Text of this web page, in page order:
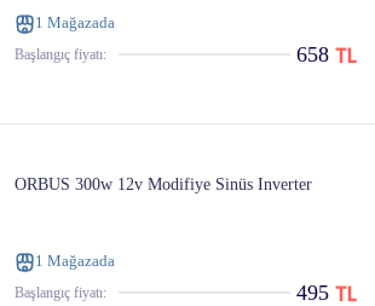
1 Mağazada
Başlangıç ​​fiyatı: 658
ORBUS 300w 12v Modifiye Sinüs Inverter
1 Mağazada
Başlangıç ​​fiyatı: 495